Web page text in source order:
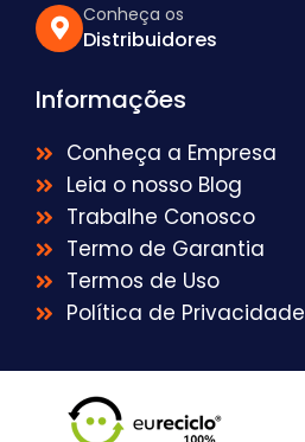
Conheça os
Distribuidores
Informações
Conheça a Empresa
Leia o nosso Blog
Trabalhe Conosco
Termo de Garantia
Termos de Uso
Política de Privacidade